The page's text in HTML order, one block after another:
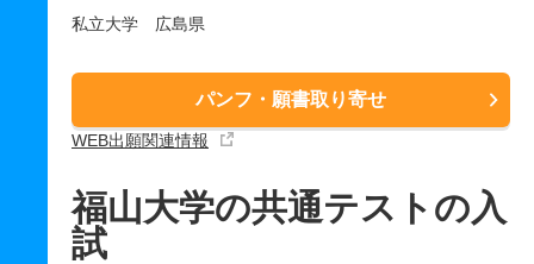
私立大学 広島県
パンフ・願書取り寄せ
WEB出願関連情報
福山大学の共通テストの入
試